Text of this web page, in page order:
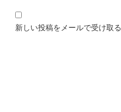
新しい投稿をメールで受け取る